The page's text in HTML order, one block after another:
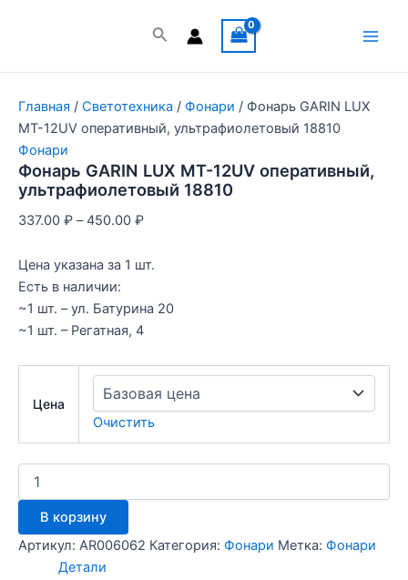
Поиск
Главная / Светотехника / Фонари / Фонарь GARIN LUX
MT-12UV оперативный, ультрафиолетовый 18810
Фонари
Фонарь GARIN LUX MT-12UV оперативный,
ультрафиолетовый 18810
337.00 ₽ –450.00 ₽
Цена указана за 1 шт.
Есть в наличии:
~1 шт. – ул. Батурина 20
~1 шт. – Регатная, 4
Цена
Очистить
Количество
товара
Фонарь
GARIN
LUX
В корзину
Артикул: AR006062 Категория: Фонари Метка: Фонари
Детали